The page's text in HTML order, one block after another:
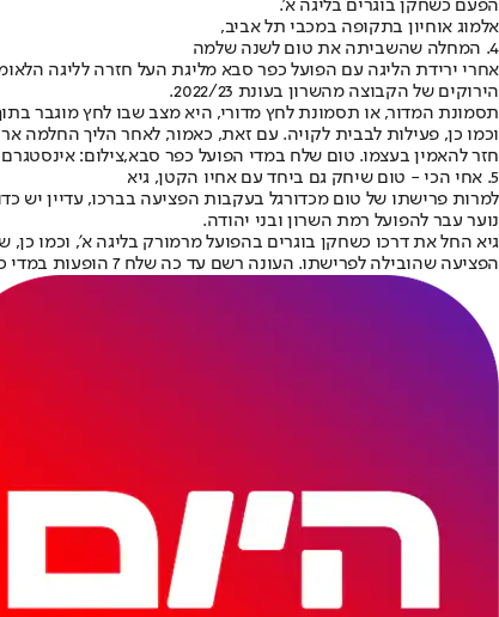
הפעם כשחקן בוגרים בליגה א'.
אלמוג אוחיון בתקופה במכבי תל אביב,
4. המחלה שהשביתה את טום לשנה שלמה
הירוקים של הקבוצה מהשרון בעונת 2022/23.
תסמונת המדור, או תסמונת לחץ מדורי, היא מצב שבו לחץ מוגבר
וכמו כן, פעילות לבבית לקויה. עם זאת, כאמור, לאחר הליך החלמה
חזר להאמין בעצמו. טום שלח במדי הפועל כפר סבא,צילום: אינסטגרם
5. אחי הכי - טום שיחק גם ביחד עם אחיו הקטן, גיא
נוער עבר להפועל רמת השרון ובני יהודה.
הפציעה שהובילה לפרישתו. העונה רשם עד כה שלח 7 הופעות במדי כפר סבא.